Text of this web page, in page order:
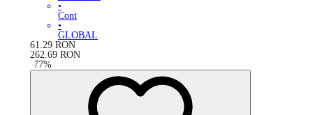
•
Cont
•
GLOBAL
61.29 RON
262.69 RON
-77%